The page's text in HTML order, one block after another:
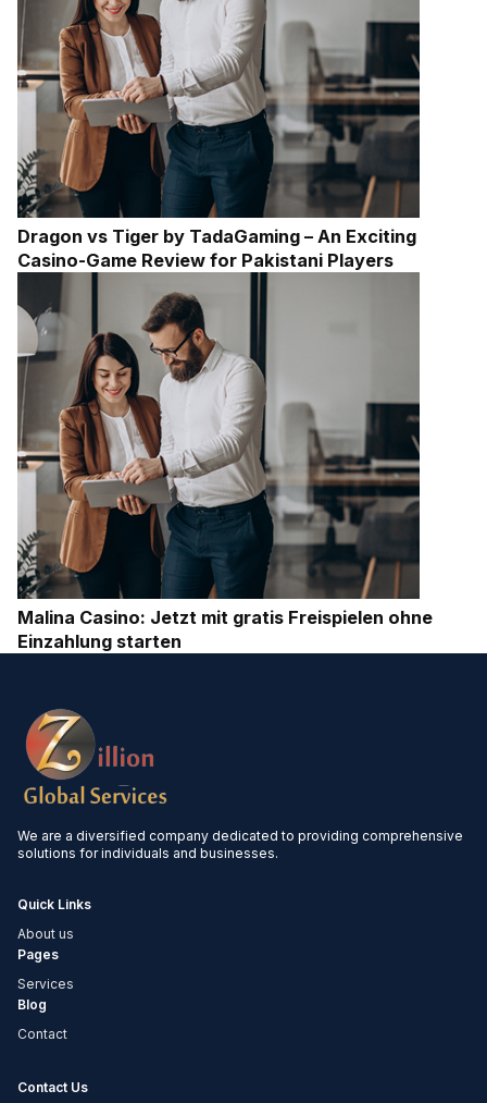
Dragon vs Tiger by TadaGaming – An Exciting
Casino-Game Review for Pakistani Players
Malina Casino: Jetzt mit gratis Freispielen ohne
Einzahlung starten
We are a diversified company dedicated to providing comprehensive
solutions for individuals and businesses.
Quick Links
About us
Pages
Services
Blog
Contact
Contact Us